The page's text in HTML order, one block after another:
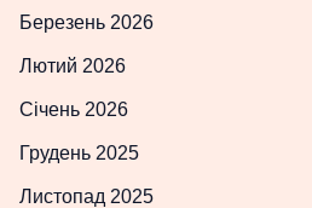
Березень 2026
Лютий 2026
Січень 2026
Грудень 2025
Листопад 2025